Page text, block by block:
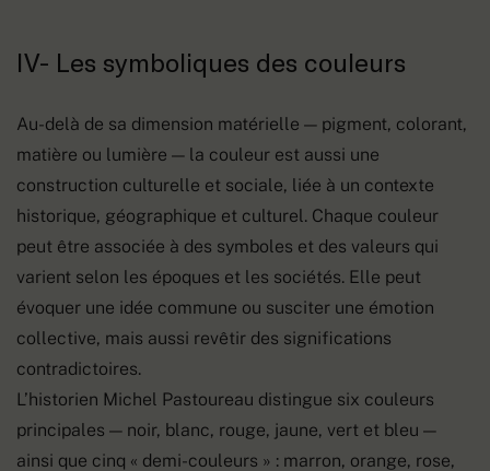
IV- Les symboliques des couleurs
Au-delà de sa dimension matérielle — pigment, colorant,
matière ou lumière — la couleur est aussi une
construction culturelle et sociale, liée à un contexte
historique, géographique et culturel. Chaque couleur
peut être associée à des symboles et des valeurs qui
varient selon les époques et les sociétés. Elle peut
évoquer une idée commune ou susciter une émotion
collective, mais aussi revêtir des significations
contradictoires.
L’historien Michel Pastoureau distingue six couleurs
principales — noir, blanc, rouge, jaune, vert et bleu —
ainsi que cinq « demi-couleurs » : marron, orange, rose,